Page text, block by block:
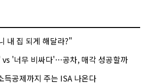
내 집 되게 해달라?"
vs '너무 비싸다'…공차, 매각 성공할까
득공제까지 주는 ISA 나온다